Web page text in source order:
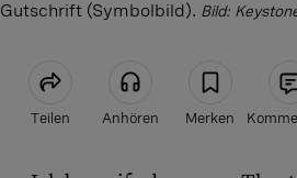
Gutschrift (Symbolbild). Bild:
Teilen Anhören Merken